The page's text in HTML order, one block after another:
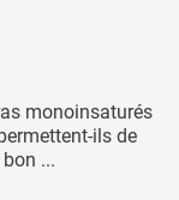
monoinsaturés
ils de
...